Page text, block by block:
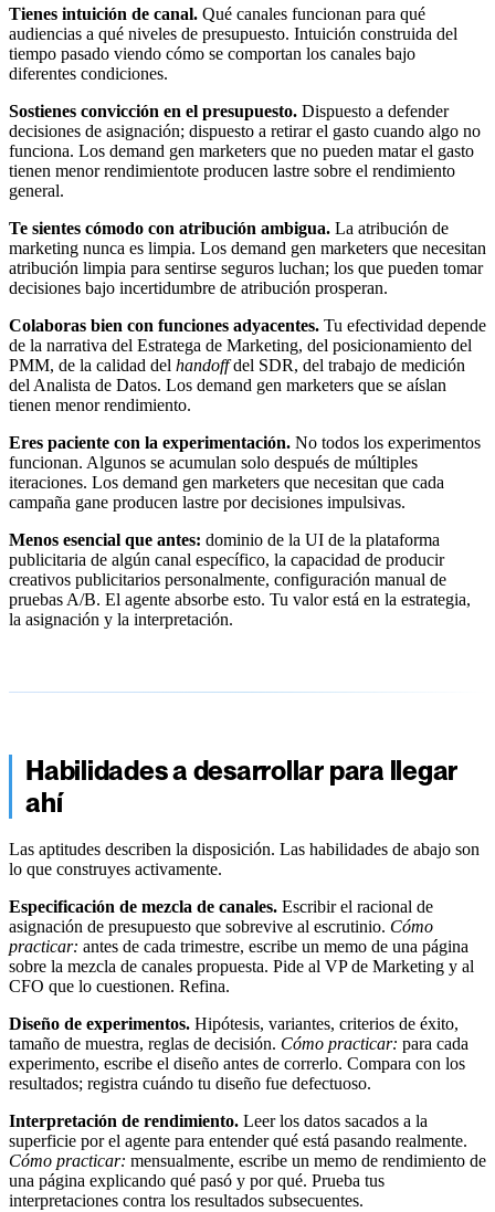
Tienes intuición de canal. Qué canales funcionan para qué
audiencias a qué niveles de presupuesto. Intuición construida del
tiempo pasado viendo cómo se comportan los canales bajo
diferentes condiciones.
Sostienes convicción en el presupuesto. Dispuesto a defender
decisiones de asignación; dispuesto a retirar el gasto cuando algo no
funciona. Los demand gen marketers que no pueden matar el gasto
tienen menor rendimientote producen lastre sobre el rendimiento
general.
Te sientes cómodo con atribución ambigua. La atribución de
marketing nunca es limpia. Los demand gen marketers que necesitan
atribución limpia para sentirse seguros luchan; los que pueden tomar
decisiones bajo incertidumbre de atribución prosperan.
Colaboras bien con funciones adyacentes. Tu efectividad depende
de la narrativa del Estratega de Marketing, del posicionamiento del
PMM, de la calidad del handoffdel SDR, del trabajo de medición
del Analista de Datos. Los demand gen marketers que se aíslan
tienen menor rendimiento.
Eres paciente con la experimentación. No todos los experimentos
funcionan. Algunos se acumulan solo después de múltiples
iteraciones. Los demand gen marketers que necesitan que cada
campaña gane producen lastre por decisiones impulsivas.
Menos esencial que antes: dominio de la UI de la plataforma
publicitaria de algún canal específico, la capacidad de producir
creativos publicitarios personalmente, configuración manual de
pruebas A/B. El agente absorbe esto. Tu valor está en la estrategia,
la asignación y la interpretación.
Habilidades a desarrollar para llegar
ahí
Las aptitudes describen la disposición. Las habilidades de abajo son
lo que construyes activamente.
Especificación de mezcla de canales. Escribir el racional de
asignación de presupuesto que sobrevive al escrutinio. Cómo
practicar: antes de cada trimestre, escribe un memo de una página
sobre la mezcla de canales propuesta. Pide al VP de Marketing y al
CFO que lo cuestionen. Refina.
Diseño de experimentos. Hipótesis, variantes, criterios de éxito,
tamaño de muestra, reglas de decisión. Cómo practicar: para cada
experimento, escribe el diseño antes de correrlo. Compara con los
resultados; registra cuándo tu diseño fue defectuoso.
Interpretación de rendimiento. Leer los datos sacados a la
superficie por el agente para entender qué está pasando realmente.
Cómo practicar: mensualmente, escribe un memo de rendimiento de
una página explicando qué pasó y por qué. Prueba tus
interpretaciones contra los resultados subsecuentes.